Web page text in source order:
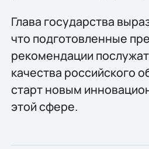
Глава государства
что подготовленные
рекомендации
качества российского
старт новым
этой сфере.